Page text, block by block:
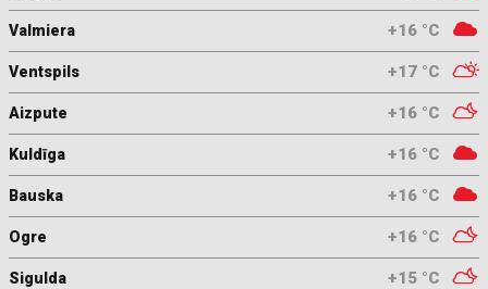
+16 °C
Valmiera
+17 °C
Ventspils
+16 °C
Aizpute
+16 °C
Kuldīga
+16 °C
Bauska
+16 °C
Ogre
+15 °C
Sigulda